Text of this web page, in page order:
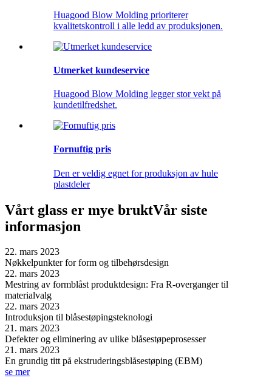
Huagood Blow Molding prioriterer
kvalitetskontroll i alle ledd av produksjonen.
Utmerket kundeservice
Huagood Blow Molding legger stor vekt på
kundetilfredshet.
Fornuftig pris
Den er veldig egnet for produksjon av hule
plastdeler
Vårt glass er mye bruktVår siste
informasjon
22. mars 2023
Nøkkelpunkter for form og tilbehørsdesign
22. mars 2023
Mestring av formblåst produktdesign: Fra R-overganger til
materialvalg
22. mars 2023
Introduksjon til blåsestøpingsteknologi
21. mars 2023
Defekter og eliminering av ulike blåsestøpeprosesser
21. mars 2023
En grundig titt på ekstruderingsblåsestøping (EBM)
se mer